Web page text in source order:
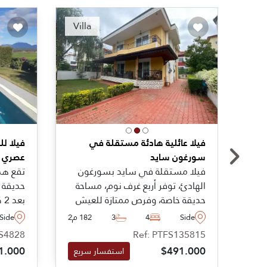
Villa
Recommended
فيلا عائلية هادئة مستقلة في
سورغون سايد
فيلا مستقلة في سايد بسورغون
الهادئ، توفر أربع غرف نوم، مساحة
حديقة خاصة، وفرص ممتازة للعيش
العائلي بالقرب من الشواطئ،
ومرافق التسوق، والخدمات اليومية
في أنطاليا.
Side
4
3 182 م2
Ref: PTFS135815
$491.000 استفسار سريع
فيلا
عصري
تقع
Side